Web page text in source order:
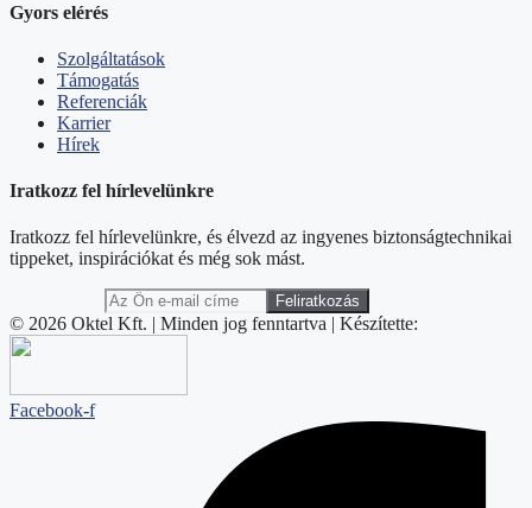
Gyors elérés
Szolgáltatások
Támogatás
Referenciák
Karrier
Hírek
Iratkozz fel hírlevelünkre
Iratkozz fel hírlevelünkre, és élvezd az ingyenes biztonságtechnikai
tippeket, inspirációkat és még sok mást.
© 2026 Oktel Kft. | Minden jog fenntartva | Készítette:
Facebook-f